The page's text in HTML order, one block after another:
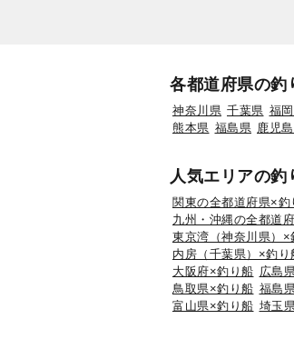
各都道府県の釣
神奈川県 千葉県 福
熊本県 福島県 鹿児
人気エリアの釣
関東の全都道府県×釣
九州・沖縄の全都道
東京湾（神奈川県）×
内房（千葉県）×釣り
大阪府×釣り船 広島
鳥取県×釣り船 福島
富山県×釣り船 埼玉